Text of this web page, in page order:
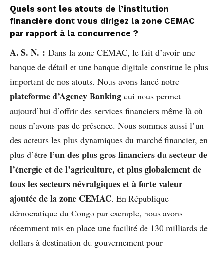
Quels sont les atouts de l’institution
financière dont vous dirigez la zone CEMAC
par rapport à la concurrence ?
A. S. N. : Dans la zone CEMAC, le fait d’avoir une
banque de détail et une banque digitale constitue le plus
important de nos atouts. Nous avons lancé notre
plateforme d’Agency Banking qui nous permet
aujourd’hui d’offrir des services financiers même là où
nous n’avons pas de présence. Nous sommes aussi l’un
des acteurs les plus dynamiques du marché financier, en
plus d’être l’un des plus gros financiers du secteur de
l’énergie et de l’agriculture, et plus globalement de
tous les secteurs névralgiques et à forte valeur
ajoutée de la zone CEMAC. En République
démocratique du Congo par exemple, nous avons
récemment mis en place une facilité de 130 milliards de
dollars à destination du gouvernement pour